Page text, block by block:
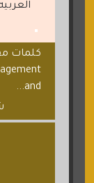
and...